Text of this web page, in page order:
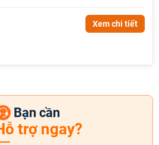
Xem chi tiết
Bạn cần
trợ ngay?